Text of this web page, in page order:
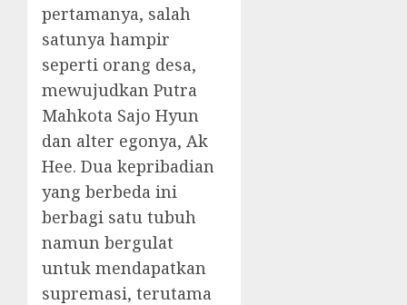
pertamanya, salah
satunya hampir
seperti orang desa,
mewujudkan Putra
Mahkota Sajo Hyun
dan alter egonya, Ak
Hee. Dua kepribadian
yang berbeda ini
berbagi satu tubuh
namun bergulat
untuk mendapatkan
supremasi, terutama